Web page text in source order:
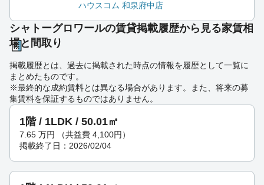
ハウスコム 和泉府中店
シャトーグロワールの賃貸掲載履歴から見る家賃相
場と間取り
掲載履歴とは、過去に掲載された時点の情報を履歴として一覧に
まとめたものです。
※最終的な成約賃料とは異なる場合があります。また、将来の募
集賃料を保証するものではありません。
1階 / 1LDK / 50.01㎡
7.65 万円
（共益費 4,100円）
掲載終了日：2026/02/04